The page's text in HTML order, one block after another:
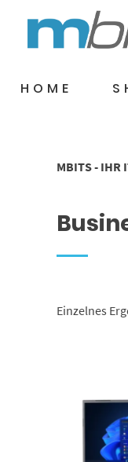
Inhalt
HOME
MBITS - IHR
Einzelnes